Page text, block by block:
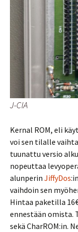
J-CIA
Kernal ROM, eli
voi sen tilalle
tuunattu versio
nopeuttaa
alunperin JiffyDos
vaihdoin sen
Hintaa paketilla
ennestään omista.
sekä CharROM:in.